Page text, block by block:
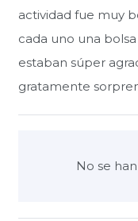
actividad fue muy
cada uno una
estaban súper
gratamente
No se